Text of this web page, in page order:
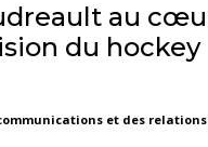
au
du hockey
et des